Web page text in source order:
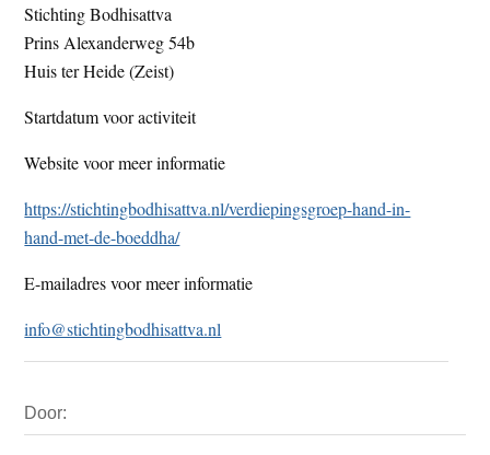
Stichting Bodhisattva
Prins Alexanderweg 54b
Huis ter Heide (Zeist)
Startdatum voor activiteit
Website voor meer informatie
https://stichtingbodhisattva.nl/verdiepingsgroep-hand-in-
hand-met-de-boeddha/
E-mailadres voor meer informatie
info@stichtingbodhisattva.nl
Sidebar
Door: